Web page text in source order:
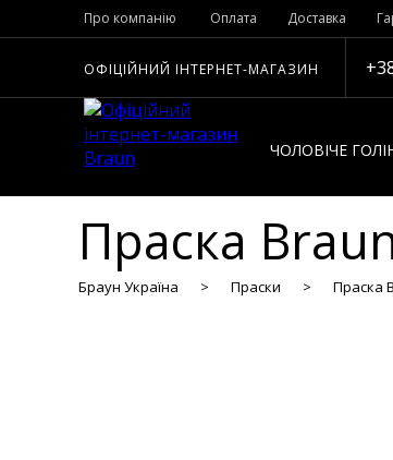
Про компанію Оплата Доставка
ОФІЦІЙНИЙ ІНТЕРНЕТ-МАГАЗИН
ЧОЛОВІЧЕ
Праска
Браун Україна Праски Праска